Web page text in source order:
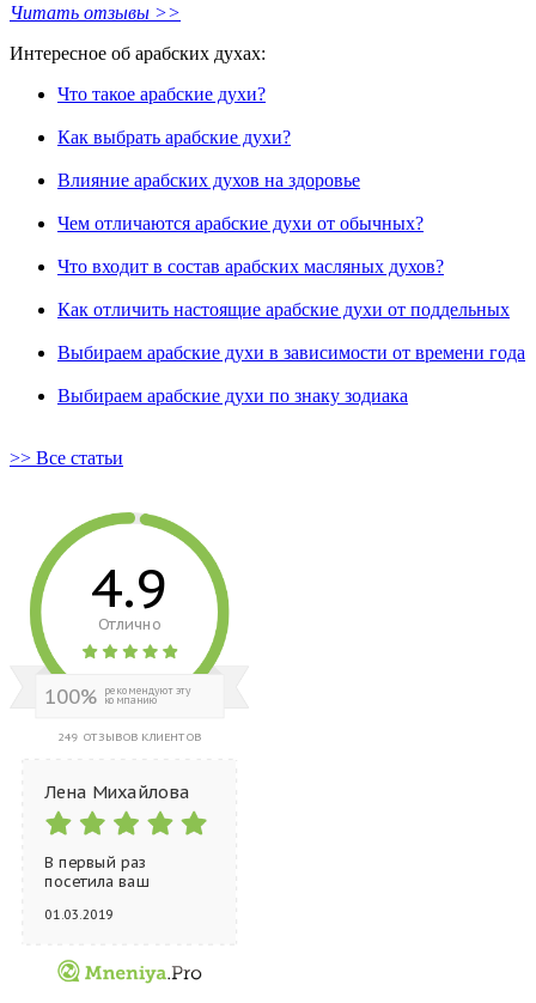
Читать отзывы >>
Интересное об арабских духах:
Что такое арабские духи?
Как выбрать арабские духи?
Влияние арабских духов на здоровье
Чем отличаются арабские духи от обычных?
Что входит в состав арабских масляных духов?
Как отличить настоящие арабские духи от поддельных
Выбираем арабские духи в зависимости от времени года
Выбираем арабские духи по знаку зодиака
>> Все статьи
4.9
Отлично
100% рекомендуют эту
компанию
249 ОТЗЫВОВ КЛИЕНТОВ
Лена Михайлова
В первый раз
посетила ваш
01.03.2019